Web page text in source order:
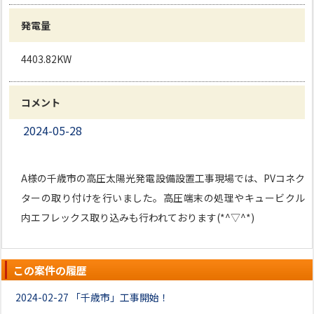
発電量
4403.82KW
コメント
2024-05-28
A様の千歳市の高圧太陽光発電設備設置工事現場では、PVコネク
ターの取り付けを行いました。高圧端末の処理やキュービクル
内エフレックス取り込みも行われております(*^▽^*)
この案件の履歴
2024-02-27 「千歳市」工事開始！